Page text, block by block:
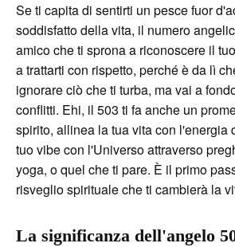
Se ti capita di sentirti un pesce fuor
soddisfatto della vita, il numero
amico che ti sprona a riconoscere il
a trattarti con rispetto, perché è da lì
ignorare ciò che ti turba, ma vai a
conflitti. Ehi, il 503 ti fa anche un
spirito, allinea la tua vita con l'energia
tuo vibe con l'Universo attraverso
yoga, o quel che ti pare. È il primo
risveglio spirituale che ti cambierà la
La significanza dell'angelo